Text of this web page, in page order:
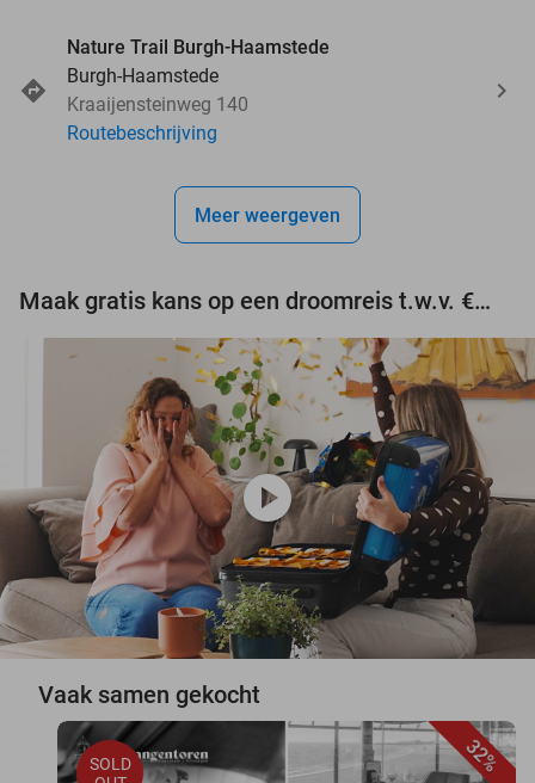
Nature Trail Burgh-Haamstede
Burgh-Haamstede
Kraaijensteinweg 140
Routebeschrijving
Meer weergeven
Maak gratis kans op een droomreis t.w.v. €3.000!
play_circle
Vaak samen gekocht
32%
SOLD